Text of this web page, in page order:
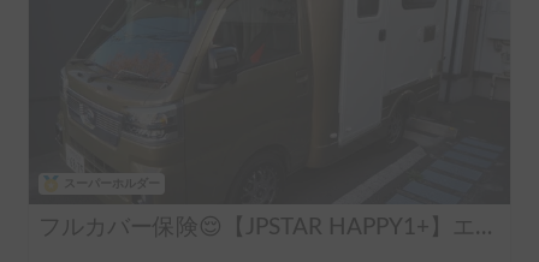
フルカバー保険😌【JPSTAR HAPPY1+】エアコン完備！ペット歓迎🐾配車先多数🐾《西東京キャンピングカーレンタル》